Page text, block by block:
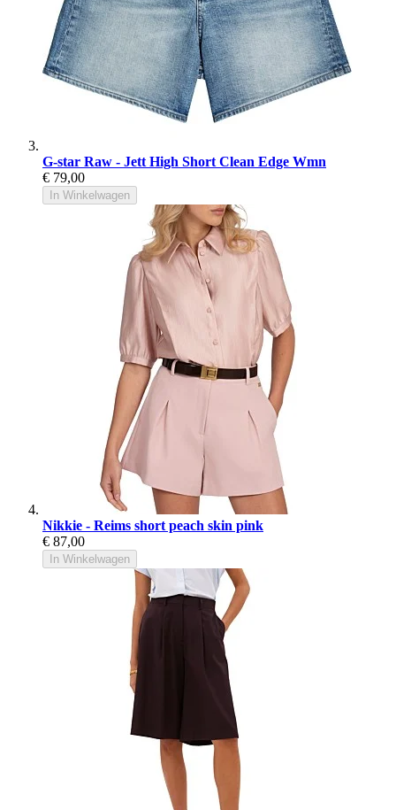
G-star Raw - Jett High Short Clean Edge Wmn
€ 79,00
In Winkelwagen
Nikkie - Reims short peach skin pink
€ 87,00
In Winkelwagen